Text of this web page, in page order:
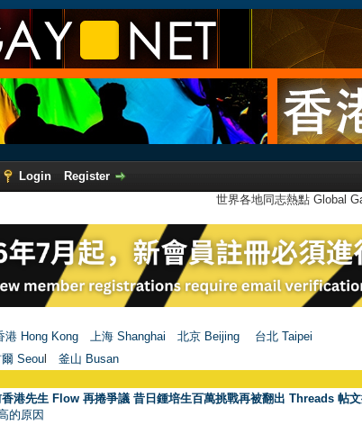
Login
Register
世界各地同志熱點 Global
港 Hong Kong 上海 Shanghai 北京 Beijing 台北 Taipei
Seou 釜山 Busan
香港先生 Flow 再捲爭議 昔日鍾培生百萬挑戰再被翻出 Threads 帖
的原因